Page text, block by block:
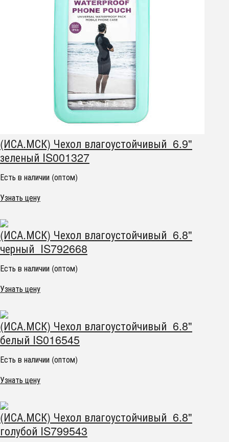
(ИСА.МСК) Чехол влагоустойчивый 6.9"
зеленый IS001327
Есть в наличии (оптом)
Узнать цену
(ИСА.МСК) Чехол влагоустойчивый 6.8"
черный IS792668
Есть в наличии (оптом)
Узнать цену
(ИСА.МСК) Чехол влагоустойчивый 6.8"
белый IS016545
Есть в наличии (оптом)
Узнать цену
(ИСА.МСК) Чехол влагоустойчивый 6.8"
голубой IS799543